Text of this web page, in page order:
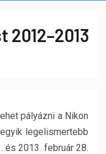
2012–2013
pályázni a Nikon
legelismertebb
és 2013. február 28.